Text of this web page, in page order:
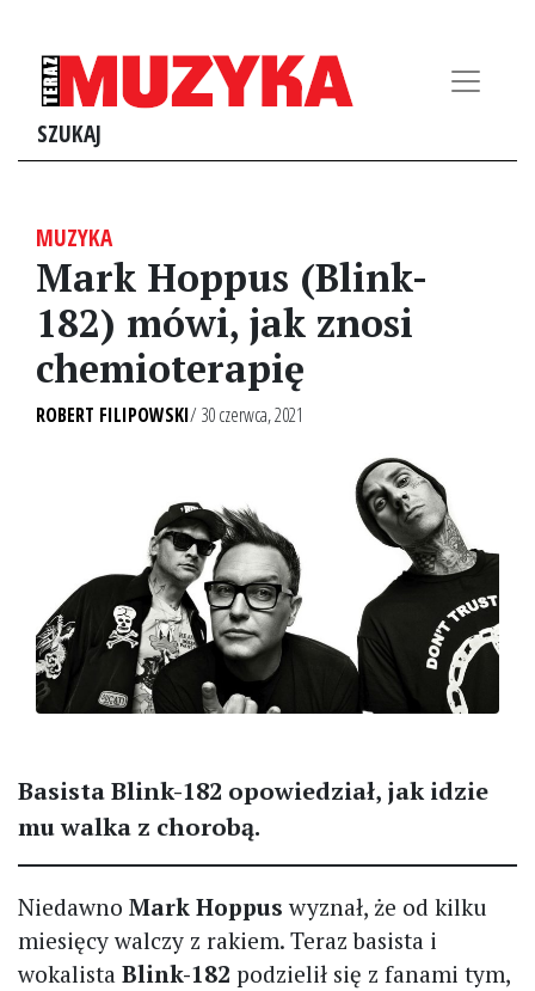
SZUKAJ
MUZYKA
Mark Hoppus (Blink-
182) mówi, jak znosi
chemioterapię
ROBERT FILIPOWSKI/ 30 czerwca, 2021
Basista Blink-182 opowiedział, jak idzie
mu walka z chorobą.
Niedawno Mark Hoppus wyznał, że od kilku
miesięcy walczy z rakiem. Teraz basista i
wokalista Blink-182 podzielił się z fanami tym,